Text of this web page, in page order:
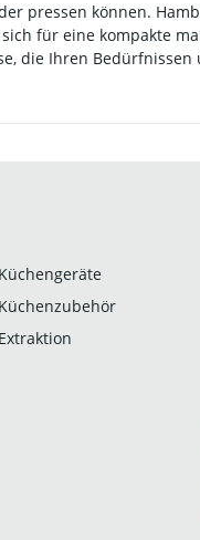
pressen können.
für eine kompakte
die Ihren
Küchengeräte
Küchenzubehör
Extraktion